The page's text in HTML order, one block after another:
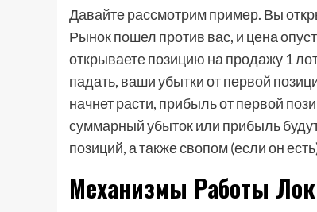
Давайте рассмотрим пример. Вы
Рынок пошел против вас, и цена
открываете позицию на продажу 1
падать, ваши убытки от первой
начнет расти, прибыль от первой
суммарный убыток или прибыль
позиций, а также свопом (если он
Механизмы Работы